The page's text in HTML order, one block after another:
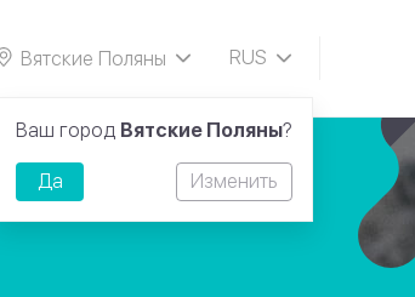
Вятские Поляны
RUS
Ваш город Вятские Поляны?
Да Изменить